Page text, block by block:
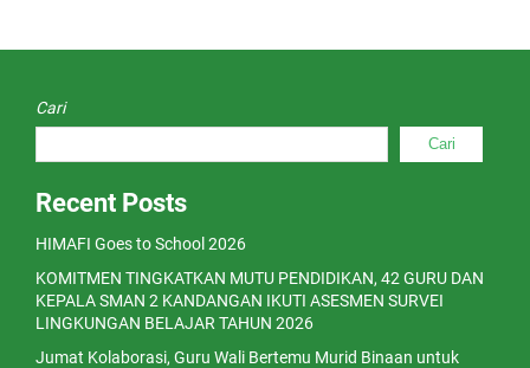
Cari
Cari
Recent Posts
HIMAFI Goes to School 2026
KOMITMEN TINGKATKAN MUTU PENDIDIKAN, 42 GURU DAN
KEPALA SMAN 2 KANDANGAN IKUTI ASESMEN SURVEI
LINGKUNGAN BELAJAR TAHUN 2026
Jumat Kolaborasi, Guru Wali Bertemu Murid Binaan untuk